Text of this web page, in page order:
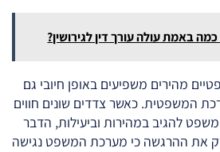
באמת עולה עורך דין לגירושין?
מהירים משפיעים באופן חיובי גם
המשפטית. כאשר צדדים שונים חווים
להגיב במהירות וביעילות, הדבר
את ההרגשה כי מערכת המשפט נגישה